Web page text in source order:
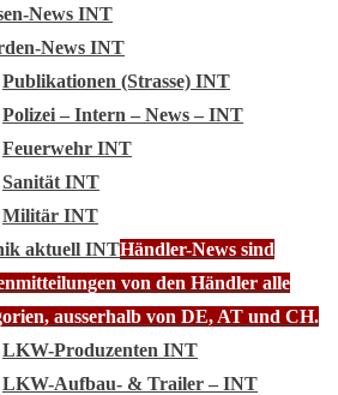
News INT
News INT
Publikationen (Strasse) INT
Polizei – Intern – News – INT
Feuerwehr INT
Sanität INT
Militär INT
aktuell INTHändler-News sind
von den Händler alle
ausserhalb von DE, AT und CH.
LKW-Produzenten INT
LKW-Aufbau- & Trailer – INT